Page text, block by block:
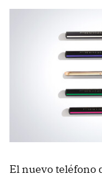
El nuevo teléfono